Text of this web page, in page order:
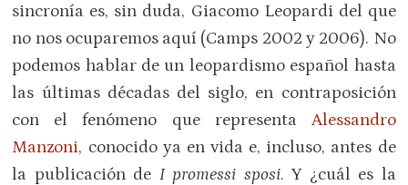
sincronía es, sin duda, Giacomo Leopardi del que
no nos ocuparemos aquí (Camps 2002 y 2006). No
podemos hablar de un leopardismo español hasta
las últimas décadas del siglo, en contraposición
con el fenómeno que representa Alessandro
Manzoni, conocido ya en vida e, incluso, antes de
la publicación de I promessi sposi. Y ¿cuál es la